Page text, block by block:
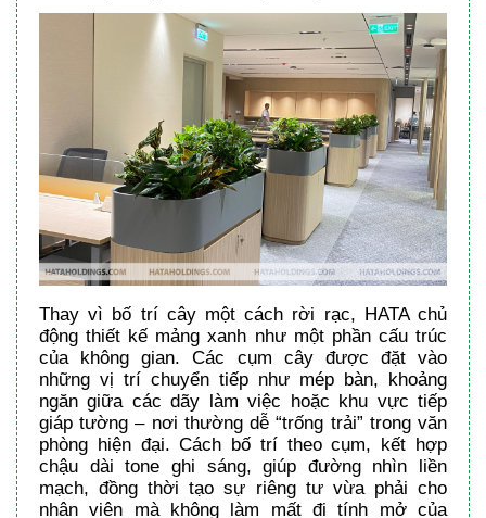
Thay vì bố trí cây một cách rời rạc, HATA chủ
động thiết kế mảng xanh như một phần cấu trúc
của không gian. Các cụm cây được đặt vào
những vị trí chuyển tiếp như mép bàn, khoảng
ngăn giữa các dãy làm việc hoặc khu vực tiếp
giáp tường – nơi thường dễ “trống trải” trong văn
phòng hiện đại. Cách bố trí theo cụm, kết hợp
chậu dài tone ghi sáng, giúp đường nhìn liền
mạch, đồng thời tạo sự riêng tư vừa phải cho
nhân viên mà không làm mất đi tính mở của